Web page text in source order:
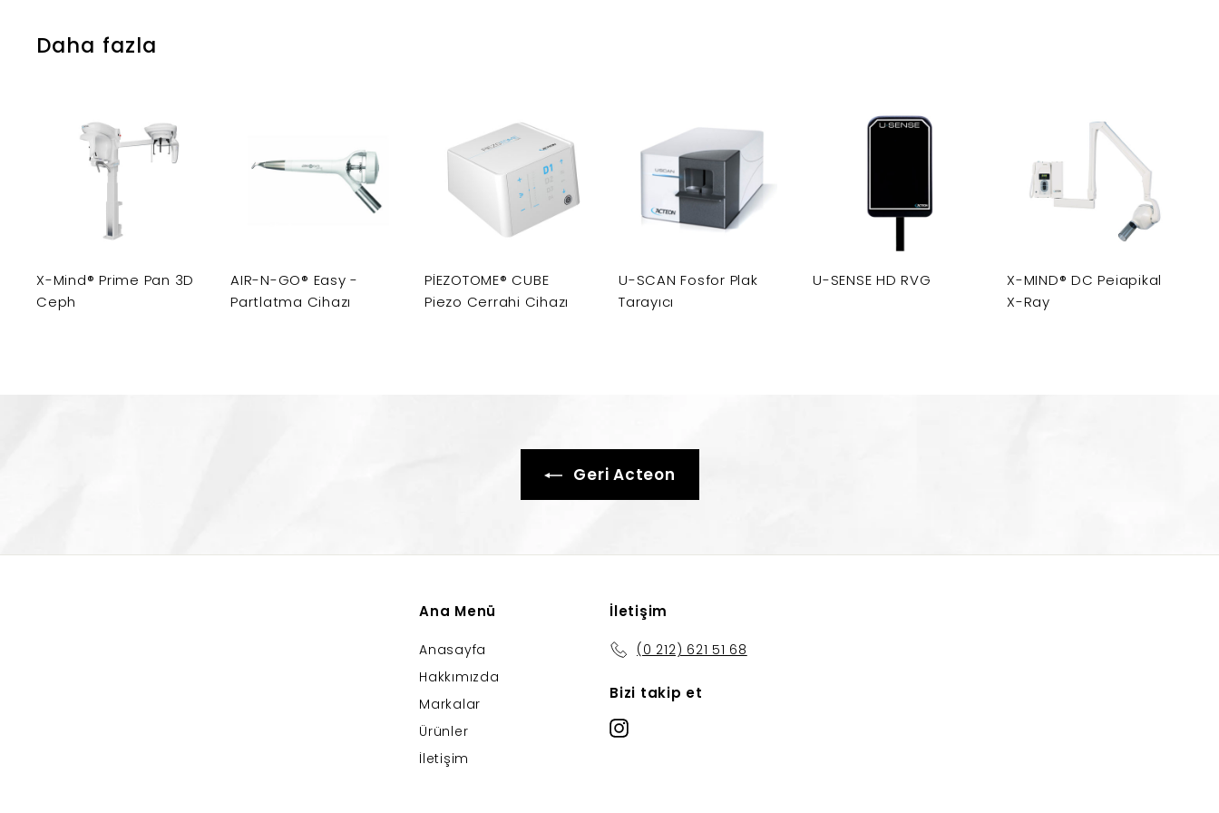
Daha fazla
X-Mind® Prime Pan 3D
Ceph
AIR-N-GO® Easy -
Partlatma Cihazı
PİEZOTOME® CUBE
Piezo Cerrahi Cihazı
U-SCAN Fosfor Plak
Tarayıcı
U-SENSE HD RVG
X-MIND® DC Peiapikal
X-Ray
Geri Acteon
Ana Menü
Anasayfa
Hakkımızda
Markalar
Ürünler
İletişim
İletişim
(0 212) 621 51 68
Bizi takip et